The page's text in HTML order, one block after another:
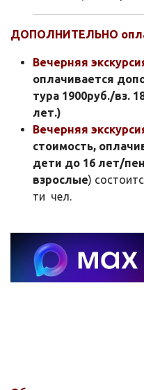
ДОПОЛНИТЕЛЬНО
Вечерняя
оплачивается
тура 1900руб./вз.
лет.)
Вечерняя
стоимость,
дети до 16 лет/
взрослые)
ти чел.